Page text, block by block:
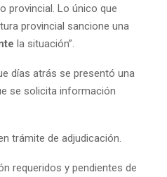
provincial. Lo único que
provincial sancione una
la situación”.
días atrás se presentó una
se solicita información
trámite de adjudicación.
requeridos y pendientes de